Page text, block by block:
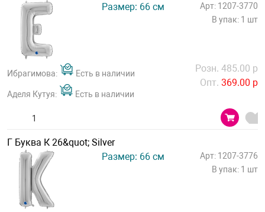
Размер: 66 см
Арт: 1207-3770
В упак: 1 шт
Ибрагимова: Есть в наличии
Аделя Кутуя: Есть в наличии
Розн. 485.00 р
Опт. 369.00 р
Г Буква К 26&quot; Silver
Размер: 66 см
Арт: 1207-3776
В упак: 1 шт